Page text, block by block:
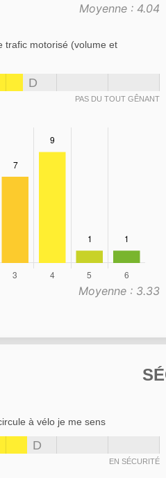
Moyenne : 4.04
trafic motorisé (volume et
D
PAS DU TOUT GÊNANT
Moyenne : 3.33
à vélo je me sens
D
EN SÉCURITÉ